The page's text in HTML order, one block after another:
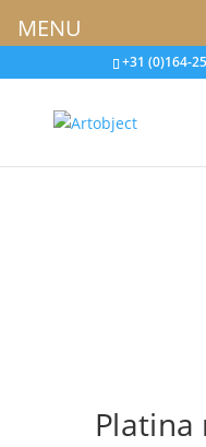
+31 (0)164-
Platina
MENU